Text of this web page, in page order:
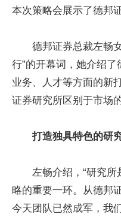
本次策略会展示了德邦
德邦证券总裁左畅
行”的开幕词，她介绍了
业务、人才等方面的新
证券研究所区别于市场
打造独具特色的研
左畅介绍，“研究所
略的重要一环。从德邦
今天团队已然成军，我